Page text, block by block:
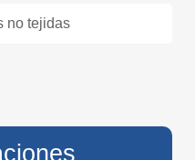
no tejidas